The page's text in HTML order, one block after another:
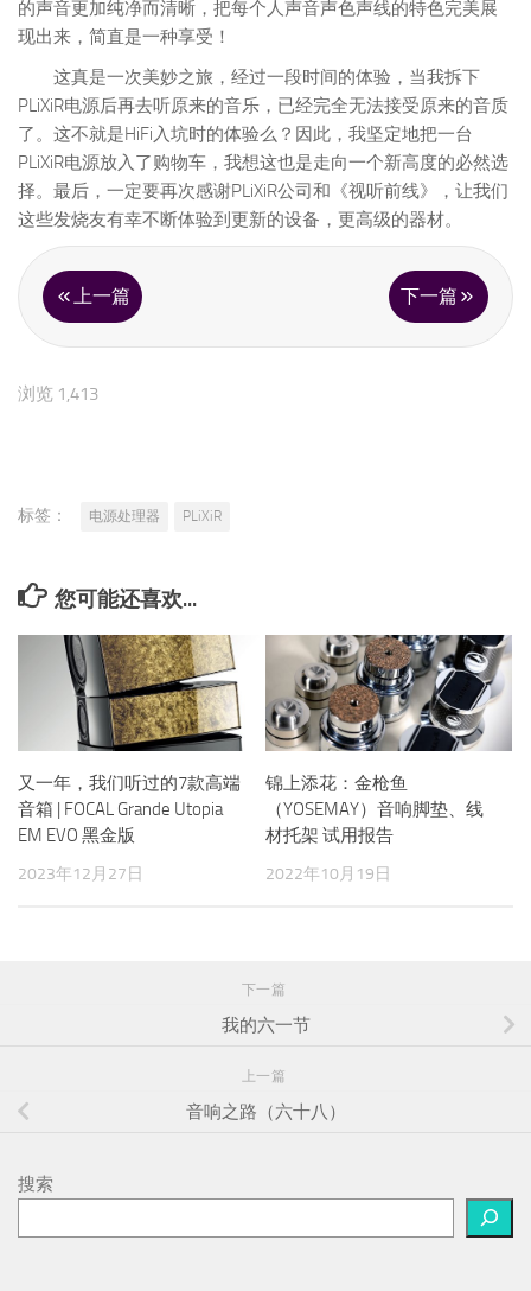
的声音更加纯净而清晰，把每个人声音声色声线的特色完美展
现出来，简直是一种享受！
这真是一次美妙之旅，经过一段时间的体验，当我拆下
PLiXiR电源后再去听原来的音乐，已经完全无法接受原来的音质
了。这不就是HiFi入坑时的体验么？因此，我坚定地把一台
PLiXiR电源放入了购物车，我想这也是走向一个新高度的必然选
择。最后，一定要再次感谢PLiXiR公司和《视听前线》，让我们
这些发烧友有幸不断体验到更新的设备，更高级的器材。
上一篇 下一篇
浏览 1,413
标签： 电源处理器 PLiXiR
您可能还喜欢...
又一年，我们听过的7款高端
音箱 | FOCAL Grande Utopia
EM EVO 黑金版
2023年12月27日
锦上添花：金枪鱼
（YOSEMAY）音响脚垫、线
材托架 试用报告
2022年10月19日
下一篇
我的六一节
上一篇
音响之路（六十八）
搜索